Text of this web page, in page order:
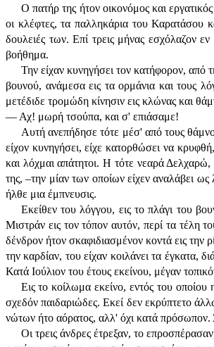
Ο πατήρ της ήτον οικονόμος και
οι κλέφτες, τα παλληκάρια του Καρατάσου
δουλειές των. Επί τρεις μήνας εσχόλαζον
βοήθημα.
Την είχαν κυνηγήσει τον κατήφορον, από
βουνού, ανάμεσα εις τα ορμάνια και τους
μετέδιδε τρομώδη κίνησιν εις κλώνας και
— Αχ! μωρή τσούπα, και σ' επιάσαμε!
Αυτή ανεπήδησε τότε μέσ' από τους
είχον κυνηγήσει, είχε κατορθώσει να
και λόχμαι απάτητοι. Η τότε νεαρά
της, –την μίαν των οποίων είχεν αναλάβει
ήλθε μια έμπνευσις.
Εκείθεν του λόγγου, εις το πλάγι του
Μιστράν εις τον τόπον αυτόν, περί τα τέλη
δένδρον ήτον σκαφιδιασμένον κοντά εις την
την καρδίαν, του είχαν κοιλάνει τα έγκατα,
Κατά Ιούλιον του έτους εκείνου, μέγαν
Εις το κοίλωμα εκείνο, εντός του
σχεδόν παιδαριώδες. Εκεί δεν εκρύπτετο
νώτων ήτο αόρατος, αλλ' όχι κατά πρόσωπον.
Οι τρεις άνδρες έτρεξαν, το